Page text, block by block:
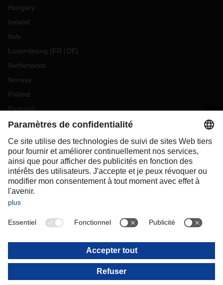
Hungary
Ireland
Italy
Luxembourg (FR DE)
Netherlands
Norway
Poland
Portugal
Romania
Slovakia
Spain
Sweden
Switzerland(DE FR)
Turkey
OCEANIA